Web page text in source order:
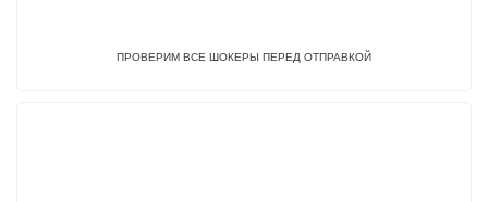
ПРОВЕРИМ ВСЕ ШОКЕРЫ ПЕРЕД ОТПРАВКОЙ